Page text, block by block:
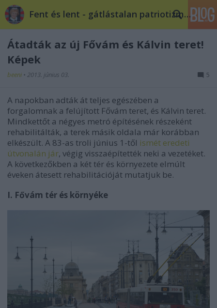
Fent és lent - gátlástalan patriotizmus
Átadták az új Fővám és Kálvin teret!
Képek
beeni • 2013. június 03. 5
A napokban adták át teljes egészében a
forgalomnak a felújított Fővám teret, és Kálvin teret.
Mindkettőt a négyes metró építésének részeként
rehabilitálták, a terek másik oldala már korábban
elkészült. A 83-as troli június 1-től ismét eredeti
útvonalán jár, végig visszaépítették neki a vezetéket.
A következőkben a két tér és környezete elmúlt
éveken átesett rehabilitációját mutatjuk be.
I. Fővám tér és környéke